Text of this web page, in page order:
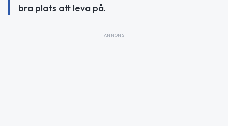
bra plats att leva på.
ANNONS